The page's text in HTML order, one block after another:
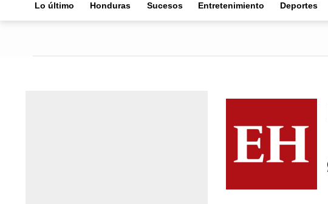
Lo último Honduras Sucesos Entretenimiento Deportes